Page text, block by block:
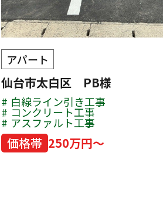
アパート
仙台市太白区 PB様
白線ライン引き工事
コンクリート工事
アスファルト工事
価格帯 250万円～